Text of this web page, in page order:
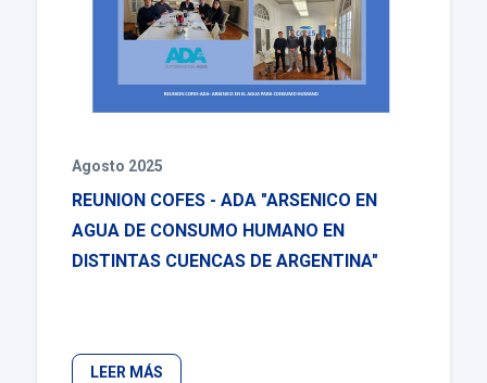
Agosto 2025
REUNION COFES - ADA "ARSENICO EN
AGUA DE CONSUMO HUMANO EN
DISTINTAS CUENCAS DE ARGENTINA"
LEER MÁS